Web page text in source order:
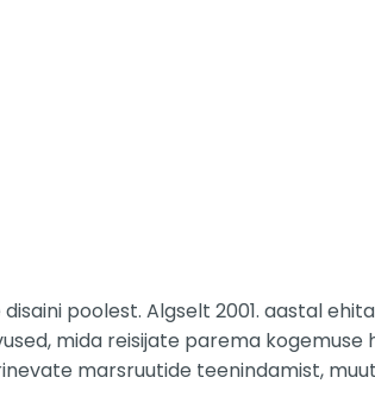
poolest. Algselt 2001. aastal
mida reisijate parema kogemuse
marsruutide teenindamist,